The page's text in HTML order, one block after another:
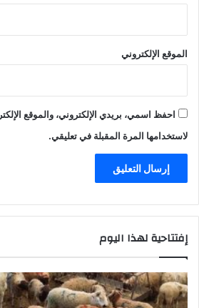
الموقع الإلكتروني
احفظ اسمي، بريدي الإلكتروني، والموقع
لاستخدامها المرة المقبلة في تعليقي.
إفتتاحية لهذا اليوم